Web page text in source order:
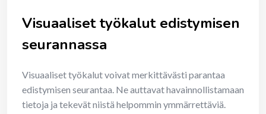
Visuaaliset työkalut edistymisen
seurannassa
Visuaaliset työkalut voivat merkittävästi parantaa
edistymisen seurantaa. Ne auttavat havainnollistamaan
tietoja ja tekevät niistä helpommin ymmärrettäviä.